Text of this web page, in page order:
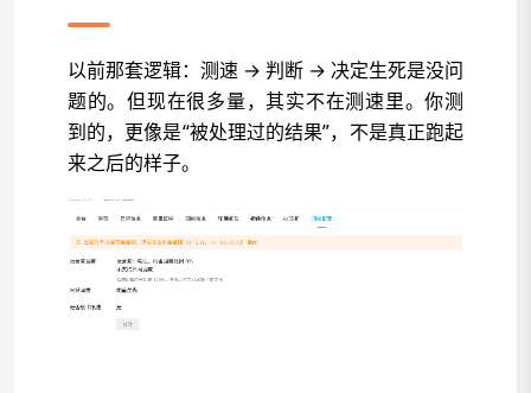
以前那套逻辑：测速 → 判断 → 决定生死是没问
题的。但现在很多量，其实不在测速里。你测
到的，更像是“被处理过的结果”，不是真正跑起
来之后的样子。